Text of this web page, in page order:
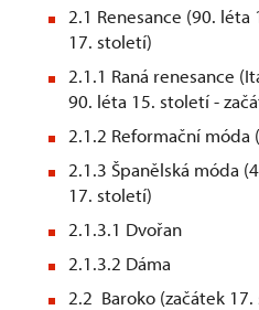
2.1 Renesance (90.
17. století)
2.1.1 Raná renesance
90. léta 15. století -
2.1.2 Reformační
2.1.3 Španělská móda
17. století)
2.1.3.1 Dvořan
2.1.3.2 Dáma
2.2 Baroko (začátek